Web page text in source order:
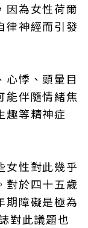
因為女性荷爾
律神經而引發
心悸、頭暈目
能伴隨情緒焦
趣等精神症
女性對此幾乎
對於四十五歲
期障礙是極為
對此議題也